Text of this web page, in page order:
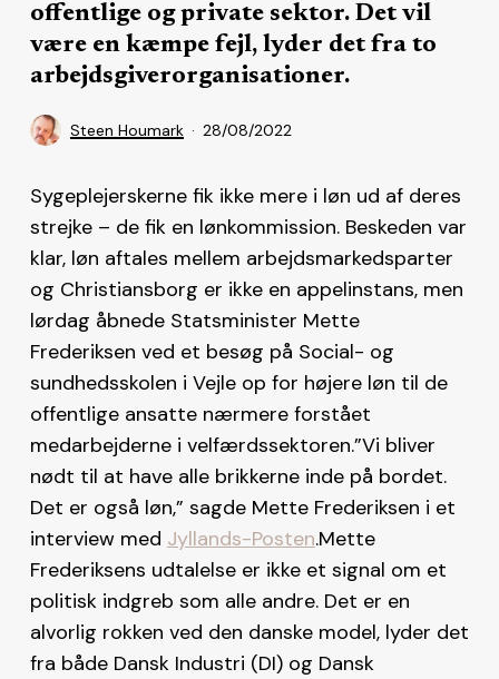
offentlige og private sektor. Det vil
være en kæmpe fejl, lyder det fra to
arbejdsgiverorganisationer.
Steen Houmark 28/08/2022
Sygeplejerskerne fik ikke mere i løn ud af deres
strejke – de fik en lønkommission. Beskeden var
klar, løn aftales mellem arbejdsmarkedsparter
og Christiansborg er ikke en appelinstans, men
lørdag åbnede Statsminister Mette
Frederiksen ved et besøg på Social- og
sundhedsskolen i Vejle op for højere løn til de
offentlige ansatte nærmere forstået
medarbejderne i velfærdssektoren.”Vi bliver
nødt til at have alle brikkerne inde på bordet.
Det er også løn,” sagde Mette Frederiksen i et
interview med Jyllands-Posten.Mette
Frederiksens udtalelse er ikke et signal om et
politisk indgreb som alle andre. Det er en
alvorlig rokken ved den danske model, lyder det
fra både Dansk Industri (DI) og Dansk